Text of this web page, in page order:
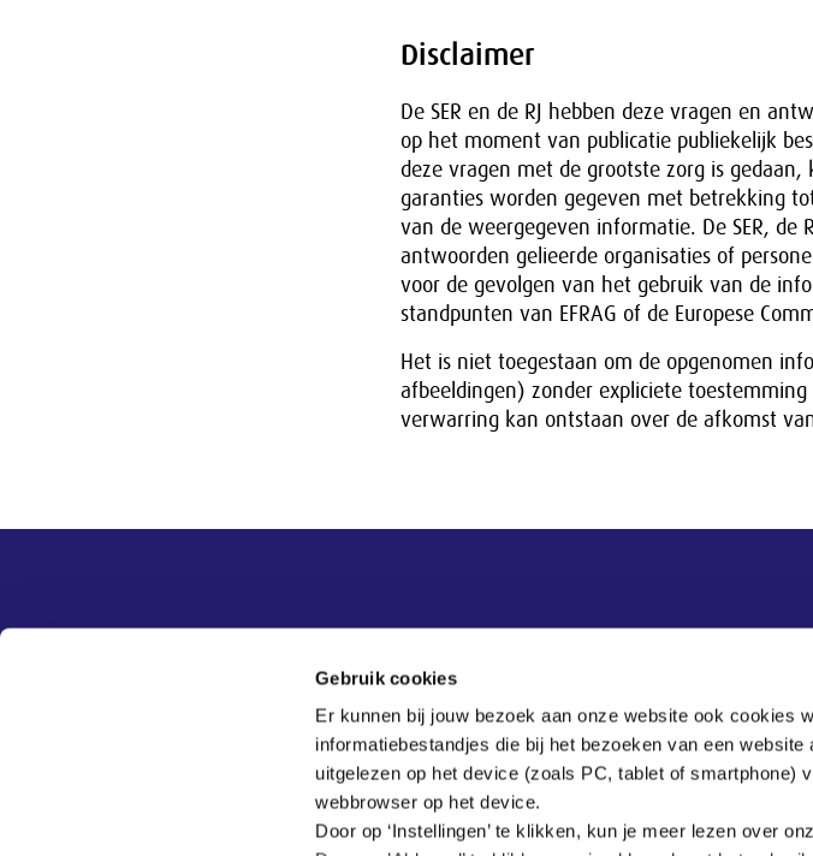
Gebruik cookies
Er kunnen bij jouw bezoek aan onze website ook cookies
informatiebestandjes die bij het bezoeken van een
uitgelezen op het device (zoals PC, tablet of smartphone)
webbrowser op het device.
Door op ‘Instellingen’ te klikken, kun je meer lezen over
Disclaimer
De SER en de RJ hebben deze vragen en
op het moment van publicatie publiekelijk
deze vragen met de grootste zorg is
garanties worden gegeven met betrekking
van de weergegeven informatie. De SER, de
antwoorden gelieerde organisaties of
voor de gevolgen van het gebruik van de
standpunten van EFRAG of de Europese
Het is niet toegestaan om de opgenomen
afbeeldingen) zonder expliciete
verwarring kan ontstaan over de afkomst
Contact
Tel:070 - 3 499 499
Veelgestelde vragen
Postbus 90405
2509 LK Den Haag